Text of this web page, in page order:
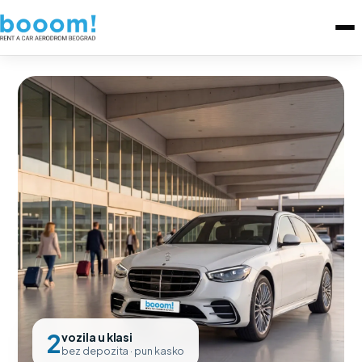
2vozila u klasi
bez depozita · pun kasko